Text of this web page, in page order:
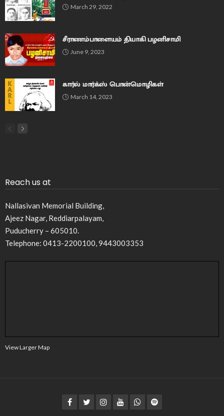
March 29, 2022
சீராணம்பாளையம் தியாகி பழனிசாமி
June 9, 2023
கார்ல் மார்க்ஸ் பொன்மொழிகள்
March 14, 2023
Reach us at
Nallasivan Memorial Building,
Ajeez Nagar, Reddiarpalayam,
Puducherry – 605010.
Telephone: 0413-2200100, 9443003353
View Larger Map